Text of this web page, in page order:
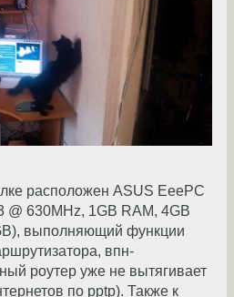
расположен ASUS EeePC
@ 630MHz, 1GB RAM, 4GB
выполняющий функции
впн-
роутер уже не вытягивает
по pptp). Также к